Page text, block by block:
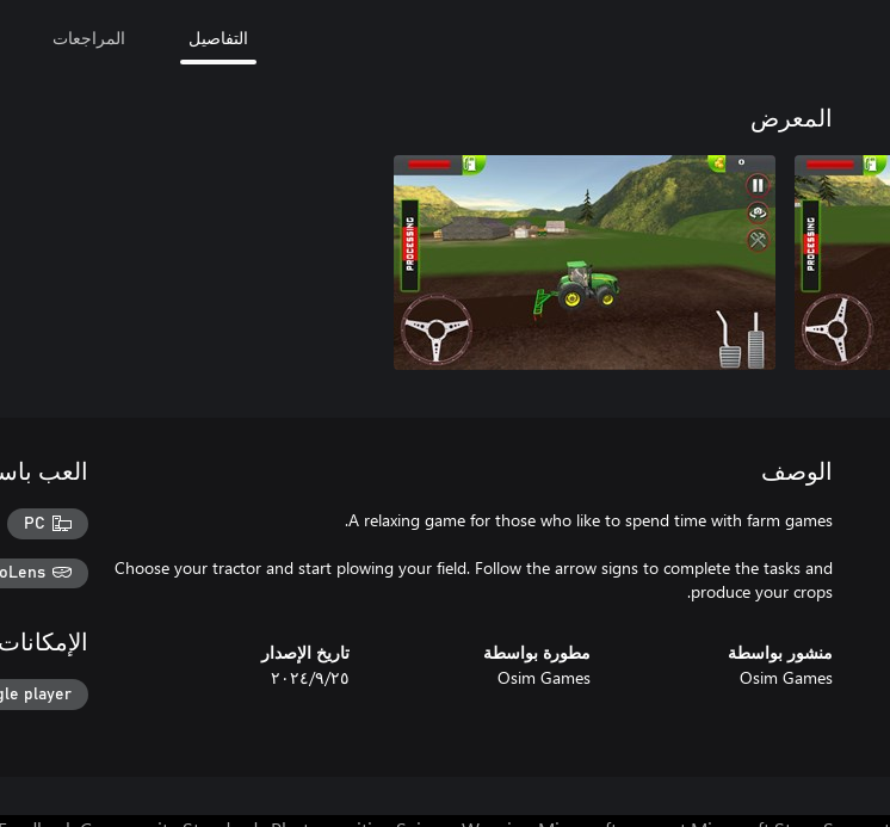
التفاصيل المراجعات
المعرض
الوصف
Choose your tractor and start plowing your field. Follow the arrow signs to complete the tasks and
produce your crops.
منشور بواسطة
Osim Games
مطورة بواسطة
Osim Games
تاريخ الإصدار
٢٥‏/٩‏/٢٠٢٤
العب
PC
الإمكانات
player